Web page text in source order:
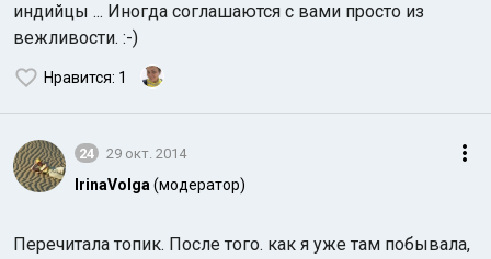
индийцы ... Иногда соглашаются с вами просто из
вежливости. :-)
Нравится: 1
24 29 окт. 2014
IrinaVolga (модератор)
Перечитала топик. После того. как я уже там побывала,